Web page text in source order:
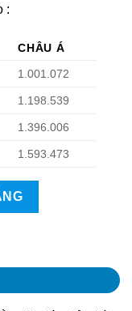
:
CHÂU Á
1.001.072
1.198.539
1.396.006
1.593.473